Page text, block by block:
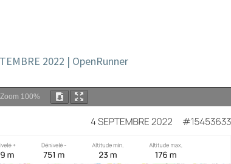
2022 | OpenRunner
Zoom 100%